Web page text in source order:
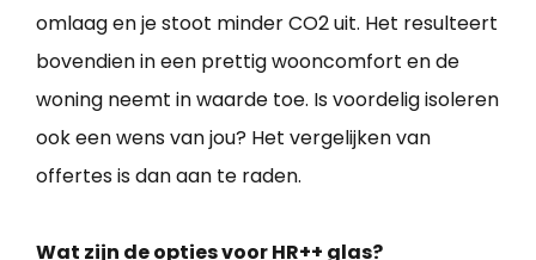
omlaag en je stoot minder CO2 uit. Het resulteert
bovendien in een prettig wooncomfort en de
woning neemt in waarde toe. Is voordelig isoleren
ook een wens van jou? Het vergelijken van
offertes is dan aan te raden.
Wat zijn de opties voor HR++ glas?